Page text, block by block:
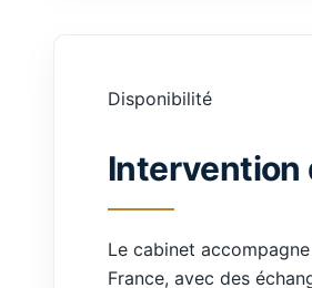
Disponibilité
Intervention
Le cabinet
France, avec des